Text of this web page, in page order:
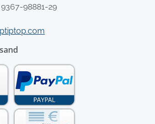
9367-98881-29